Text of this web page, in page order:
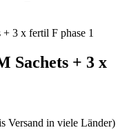
3 x fertil F phase 1
Sachets + 3 x
Versand in viele Länder)